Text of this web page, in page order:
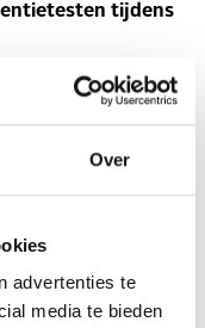
Over
advertenties te
media te bieden
tijdens
doet Altrio een
en persoonlijkheid
eigen gebruik.
elke